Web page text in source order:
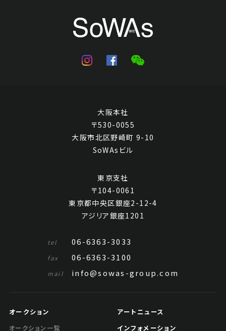
大阪本社
〒530-0055
大阪市北区野崎町 9-10
SoWAsビル
東京支社
〒104-0061
東京都中央区銀座2-12-4
アジリア銀座1201
tel 06-6363-3033
fax 06-6363-3100
mail info@sowas-group.com
オークション
オークション一覧
アートニュース
インフォメーション